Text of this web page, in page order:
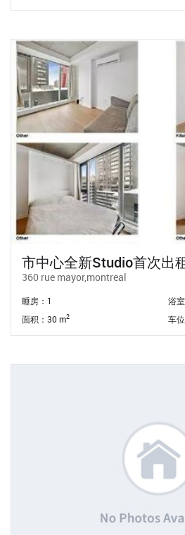
市中心全新studio首次出
360 rue mayor,montreal
睡房：1
浴
面积：30 m2 车